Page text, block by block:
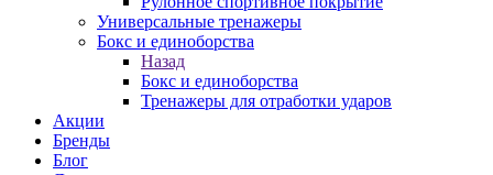
Универсальные тренажеры
Бокс и единоборства
Назад
Бокс и единоборства
Тренажеры для отработки ударов
Акции
Бренды
Блог